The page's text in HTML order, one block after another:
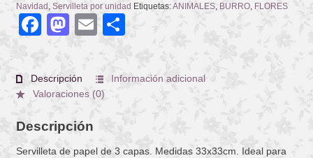
Navidad Servilleta por unidad Etiquetas:ANIMALES, BURRO, FLORES
Facebook
Mastodon
EmailCompartir
Descripción
Información adicional
Valoraciones (0)
Descripción
Servilleta de papel de 3 capas. Medidas 33x33cm. Ideal para